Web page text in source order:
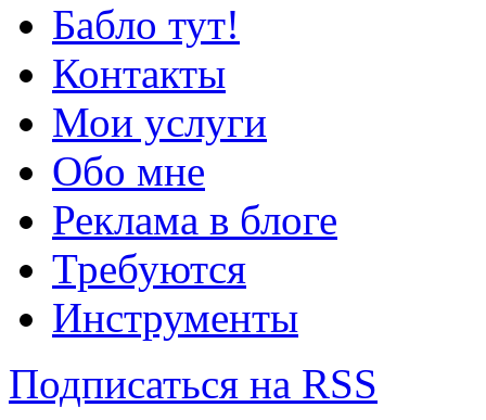
Бабло тут!
Контакты
Мои услуги
Обо мне
Реклама в блоге
Требуются
Инструменты
Подписаться на RSS